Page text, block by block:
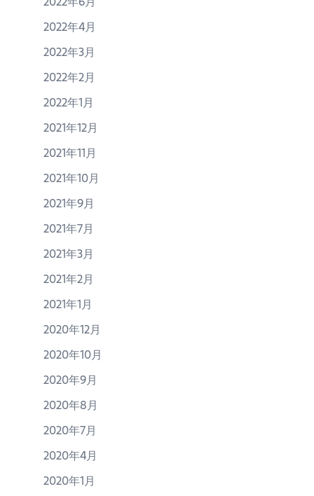
2022年4月
2022年3月
2022年2月
2022年1月
2021年12月
2021年11月
2021年10月
2021年9月
2021年7月
2021年3月
2021年2月
2021年1月
2020年12月
2020年10月
2020年9月
2020年8月
2020年7月
2020年4月
2020年1月